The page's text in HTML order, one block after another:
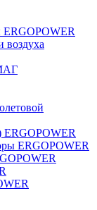
ERGOPOWER
воздуха
ERGOPOWER
ERGOPOWER